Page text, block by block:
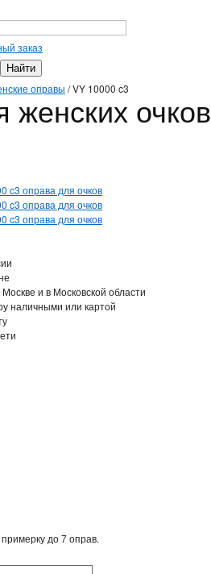
заказ
оправы /VY 10000 c3
и в Московской области
наличными или картой
до 7 оправ.